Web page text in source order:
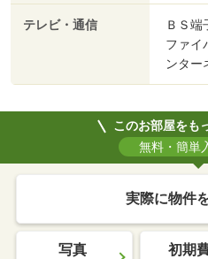
テレビ・通信
ＢＳ端
ファイ
ンター
このお部屋をも
無料・簡単
実際に物件
写真 初期